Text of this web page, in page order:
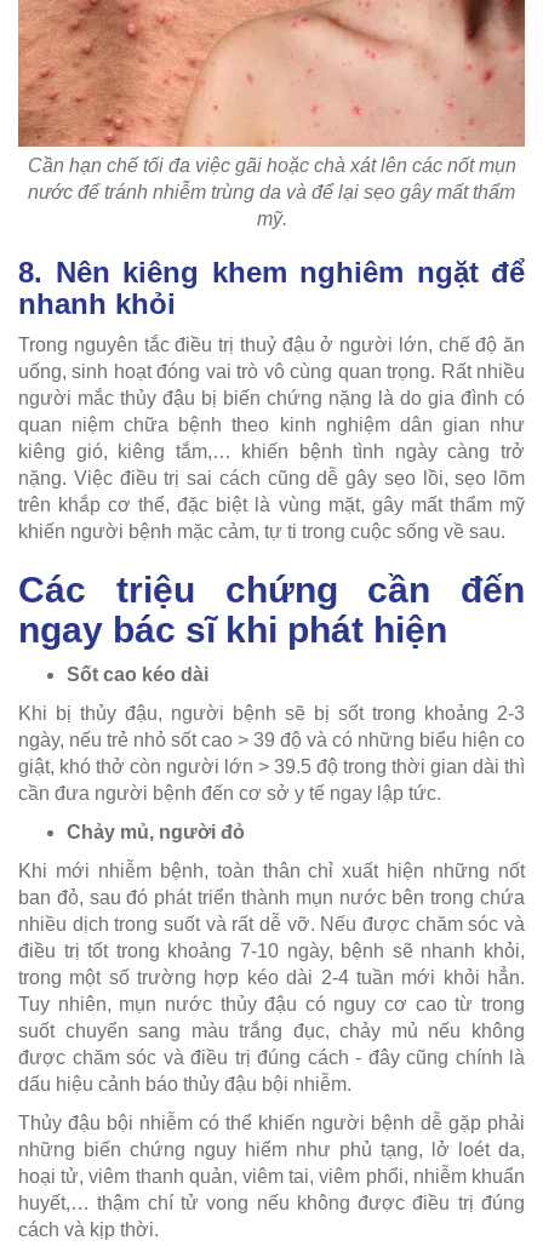
Cần hạn chế tối đa việc gãi hoặc chà xát lên các nốt mụn
nước để tránh nhiễm trùng da và để lại sẹo gây mất thẩm
mỹ.
8. Nên kiêng khem nghiêm ngặt để
nhanh khỏi
Trong nguyên tắc điều trị thuỷ đậu ở người lớn, chế độ ăn
uống, sinh hoạt đóng vai trò vô cùng quan trọng. Rất nhiều
người mắc thủy đậu bị biến chứng nặng là do gia đình có
quan niệm chữa bệnh theo kinh nghiệm dân gian như
kiêng gió, kiêng tắm,… khiến bệnh tình ngày càng trở
nặng. Việc điều trị sai cách cũng dễ gây sẹo lồi, sẹo lõm
trên khắp cơ thể, đặc biệt là vùng mặt, gây mất thẩm mỹ
khiến người bệnh mặc cảm, tự ti trong cuộc sống về sau.
Các triệu chứng cần đến
ngay bác sĩ khi phát hiện
Sốt cao kéo dài
Khi bị thủy đậu, người bệnh sẽ bị sốt trong khoảng 2-3
ngày, nếu trẻ nhỏ sốt cao > 39 độ và có những biểu hiện co
giật, khó thở còn người lớn > 39.5 độ trong thời gian dài thì
cần đưa người bệnh đến cơ sở y tế ngay lập tức.
Chảy mủ, người đỏ
Khi mới nhiễm bệnh, toàn thân chỉ xuất hiện những nốt
ban đỏ, sau đó phát triển thành mụn nước bên trong chứa
nhiều dịch trong suốt và rất dễ vỡ. Nếu được chăm sóc và
điều trị tốt trong khoảng 7-10 ngày, bệnh sẽ nhanh khỏi,
trong một số trường hợp kéo dài 2-4 tuần mới khỏi hẳn.
Tuy nhiên, mụn nước thủy đậu có nguy cơ cao từ trong
suốt chuyển sang màu trắng đục, chảy mủ nếu không
được chăm sóc và điều trị đúng cách - đây cũng chính là
dấu hiệu cảnh báo thủy đậu bội nhiễm.
Thủy đậu bội nhiễm có thể khiến người bệnh dễ gặp phải
những biến chứng nguy hiểm như phủ tạng, lở loét da,
hoại tử, viêm thanh quản, viêm tai, viêm phổi, nhiễm khuẩn
huyết,… thậm chí tử vong nếu không được điều trị đúng
cách và kịp thời.